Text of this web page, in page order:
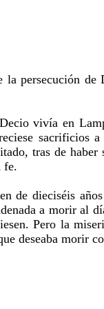
persecución de
vivía en
sacrificios
tras de
fe.
de dieciséis
a morir al
Pero la
deseaba morir